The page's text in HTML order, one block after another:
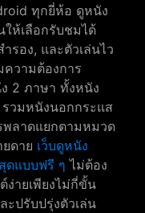
ทุกยี่ห้อ ดูหนัง
ห้เลือกรับชมได้
รอง, และตัวเล่นไว
ความต้องการ
2 ภาษา ทั้งหนัง
วมหนังนอกกระแส
พลาดแยกตามหมวด
ดาย เว็บดูหนัง
ดแบบฟรี ๆ ไม่ต้อง
ง่ายเพียงไม่กี่ขั้น
ปรับปรุ่งตัวเล่น